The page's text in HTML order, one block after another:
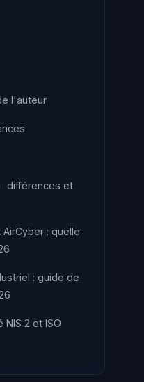
l'auteur
: différences et
AirCyber : quelle
: guide de
2 et ISO